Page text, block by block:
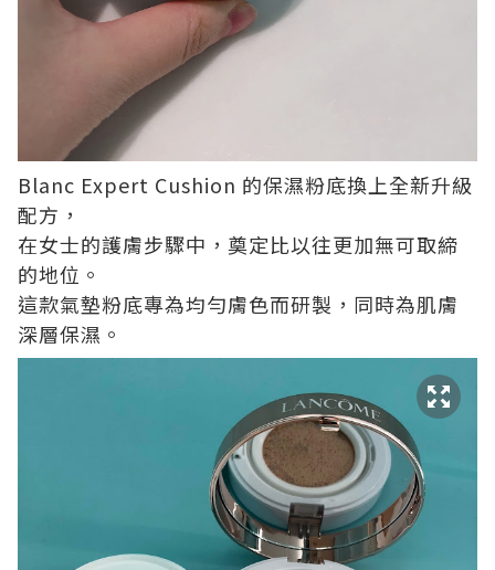
Blanc Expert Cushion 的保濕粉底換上全新升級
配方，
在女士的護膚步驟中，奠定比以往更加無可取締
的地位。
這款氣墊粉底專為均勻膚色而研製，同時為肌膚
深層保濕。